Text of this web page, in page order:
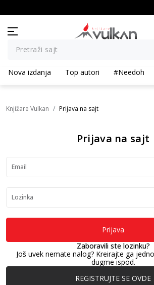
Pretraži sajt
Nova izdanja Top autori #Needoh
Knjižare Vulkan Prijava na sajt
Prijava na sajt
Email
Lozinka
Prijava
Zaboravili ste lozinku?
Još uvek nemate nalog? Kreirajte ga
dugme ispod.
REGISTRUJTE SE OVDE